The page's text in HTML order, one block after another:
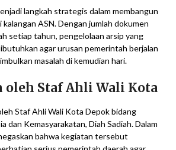
langkah strategis dalam membangun
kalangan ASN. Dengan jumlah dokumen
setiap tahun, pengelolaan arsip yang
agar urusan pemerintah berjalan
masalah di kemudian hari.
oleh Staf Ahli Wali Kota
Staf Ahli Wali Kota Depok bidang
dan Kemasyarakatan, Diah Sadiah. Dalam
bahwa kegiatan tersebut